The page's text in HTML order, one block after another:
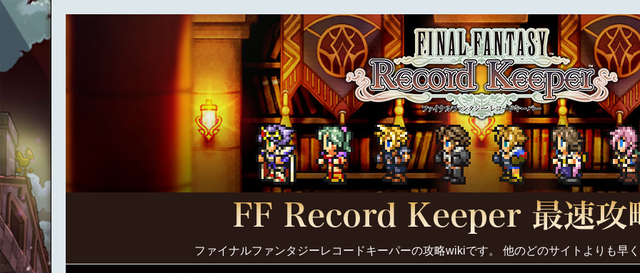
ファイナルファンタジーレコードキーパーの攻略wikiです。 他のどのサイトよりも早